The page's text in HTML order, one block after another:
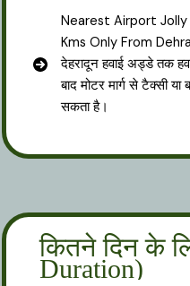
Nearest Airport
Kms Only From
देहरादून हवाई अड्डे तक
बाद मोटर मार्ग से टैक्सी
सकता है।
कितने दिन के
Duration)